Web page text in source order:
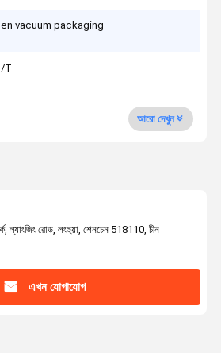
vacuum packaging
T
আরো দেখুন
ল্যাংজিং রোড, লংহুয়া, শেনচেন 518110, চীন
এখন যোগাযোগ